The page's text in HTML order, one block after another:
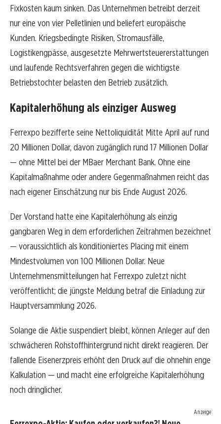
Fixkosten kaum sinken. Das Unternehmen betreibt derzeit
nur eine von vier Pelletlinien und beliefert europäische
Kunden. Kriegsbedingte Risiken, Stromausfälle,
Logistikengpässe, ausgesetzte Mehrwertsteuererstattungen
und laufende Rechtsverfahren gegen die wichtigste
Betriebstochter belasten den Betrieb zusätzlich.
Kapitalerhöhung als einziger Ausweg
Ferrexpo bezifferte seine Nettoliquidität Mitte April auf rund
20 Millionen Dollar, davon zugänglich rund 17 Millionen Dollar
— ohne Mittel bei der MBaer Merchant Bank. Ohne eine
Kapitalmaßnahme oder andere Gegenmaßnahmen reicht das
nach eigener Einschätzung nur bis Ende August 2026.
Der Vorstand hatte eine Kapitalerhöhung als einzig
gangbaren Weg in dem erforderlichen Zeitrahmen bezeichnet
— voraussichtlich als konditioniertes Placing mit einem
Mindestvolumen von 100 Millionen Dollar. Neue
Unternehmensmitteilungen hat Ferrexpo zuletzt nicht
veröffentlicht; die jüngste Meldung betraf die Einladung zur
Hauptversammlung 2026.
Solange die Aktie suspendiert bleibt, können Anleger auf den
schwächeren Rohstoffhintergrund nicht direkt reagieren. Der
fallende Eisenerzpreis erhöht den Druck auf die ohnehin enge
Kalkulation — und macht eine erfolgreiche Kapitalerhöhung
noch dringlicher.
Anzeige